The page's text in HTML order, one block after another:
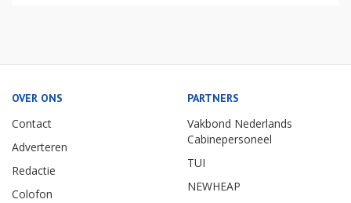
OVER ONS
Contact
Adverteren
Redactie
Colofon
PARTNERS
Vakbond Nederlands
Cabinepersoneel
TUI
NEWHEAP